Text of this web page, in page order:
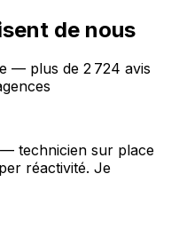
de nous
— plus de 2 724 avis
technicien sur place
réactivité. Je